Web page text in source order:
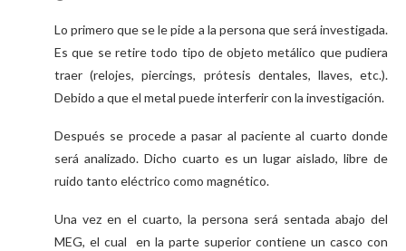
Lo primero que se le pide a la persona que será investigada.
Es que se retire todo tipo de objeto metálico que pudiera
traer (relojes, piercings, prótesis dentales, llaves, etc.).
Debido a que el metal puede interferir con la investigación.
Después se procede a pasar al paciente al cuarto donde
será analizado. Dicho cuarto es un lugar aislado, libre de
ruido tanto eléctrico como magnético.
Una vez en el cuarto, la persona será sentada abajo del
MEG, el cual en la parte superior contiene un casco con